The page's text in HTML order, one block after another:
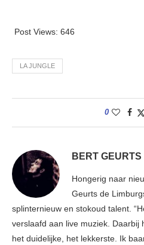
Post Views: 646
LA JUNGLE
0
BERT GEURTS
Hongerig naar
Geurts de
splinternieuw en stokoud talent.
verslaafd aan live muziek. Daarbij
het duidelijke, het lekkerste. Ik